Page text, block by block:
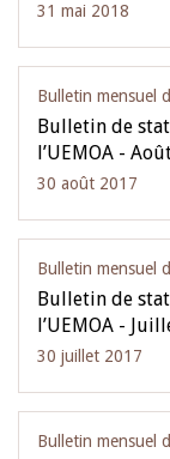
31 mai 2018
Bulletin mensuel
Bulletin de
l’UEMOA -
30 août 2017
Bulletin mensuel
Bulletin de
l’UEMOA -
30 juillet 2017
Bulletin mensuel